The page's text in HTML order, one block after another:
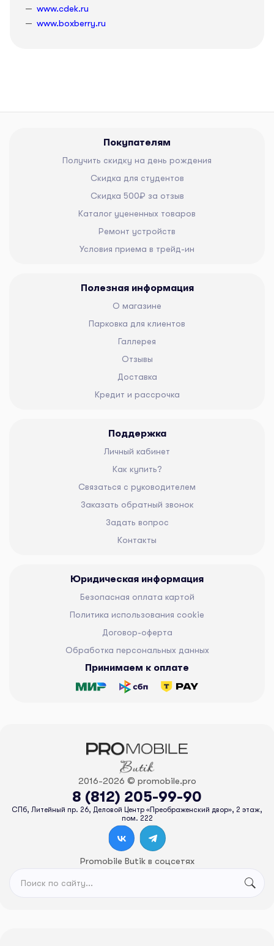
www.cdek.ru
www.boxberry.ru
Покупателям
Получить скидку на день рождения
Скидка для студентов
Скидка 500₽ за отзыв
Каталог уцененных товаров
Ремонт устройств
Условия приема в трейд-ин
Полезная информация
О магазине
Парковка для клиентов
Галлерея
Отзывы
Доставка
Кредит и рассрочка
Поддержка
Личный кабинет
Как купить?
Связаться с руководителем
Заказать обратный звонок
Задать вопрос
Контакты
Юридическая информация
Безопасная оплата картой
Политика использования cookie
Договор-оферта
Обработка персональных данных
Принимаем к оплате
2016-2026 © promobile.pro
8 (812) 205-99-90
СПб, Литейный пр. 26, Деловой Центр «Преображенский двор», 2 этаж,
пом. 222
Promobile Butik в соцсетях